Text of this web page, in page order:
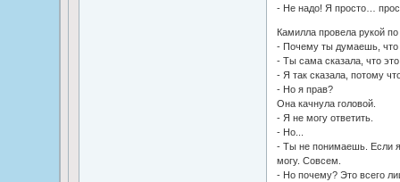
- Не надо! Я просто…
Камилла провела рукой
- Почему ты думаешь, что
- Ты сама сказала, что
- Я так сказала, потому
- Но я прав?
Она качнула головой.
- Я не могу ответить.
- Но...
- Ты не понимаешь. Если я
могу. Совсем.
- Но почему? Это всего